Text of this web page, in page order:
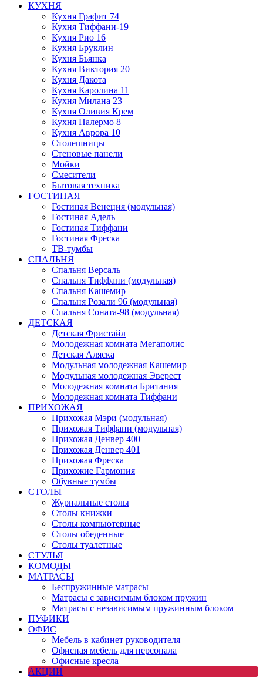
КУХНЯ
Кухня Графит 74
Кухня Тиффани-19
Кухня Рио 16
Кухня Бруклин
Кухня Бьянка
Кухня Виктория 20
Кухня Дакота
Кухня Каролина 11
Кухня Милана 23
Кухня Оливия Крем
Кухня Палермо 8
Кухня Аврора 10
Столешницы
Стеновые панели
Мойки
Смесители
Бытовая техника
ГОСТИНАЯ
Гостиная Венеция (модульная)
Гостиная Адель
Гостиная Тиффани
Гостиная Фреска
ТВ-тумбы
СПАЛЬНЯ
Спальня Версаль
Спальня Тиффани (модульная)
Спальня Кашемир
Спальня Розали 96 (модульная)
Спальня Соната-98 (модульная)
ДЕТСКАЯ
Детская Фристайл
Молодежная комната Мегаполис
Детская Аляска
Модульная молодежная Кашемир
Модульная молодежная Эверест
Молодежная комната Британия
Молодежная комната Тиффани
ПРИХОЖАЯ
Прихожая Мэри (модульная)
Прихожая Тиффани (модульная)
Прихожая Денвер 400
Прихожая Денвер 401
Прихожая Фреска
Прихожие Гармония
Обувные тумбы
СТОЛЫ
Журнальные столы
Столы книжки
Столы компьютерные
Столы обеденные
Столы туалетные
СТУЛЬЯ
КОМОДЫ
МАТРАСЫ
Беспружинные матрасы
Матрасы с зависимым блоком пружин
Матрасы с независимым пружинным блоком
ПУФИКИ
ОФИС
Мебель в кабинет руководителя
Офисная мебель для персонала
Офисные кресла
АКЦИИ